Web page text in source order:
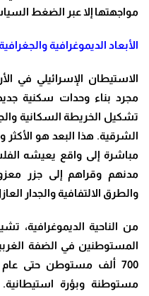
مواجهتها إلا عبر الضغط
الأبعاد الديموغرافية
الاستيطان الإسرائيلي في
مجرد بناء وحدات سكنية
تشكيل الخريطة السكانية
الشرقية. هذا البعد هو الأكثر
مباشرة إلى واقع يعيشه
مدنهم وقراهم إلى جزر
والطرق الالتفافية والجدار
من الناحية الديموغرافية،
المستوطنين في الضفة
مستوطنة وبؤرة